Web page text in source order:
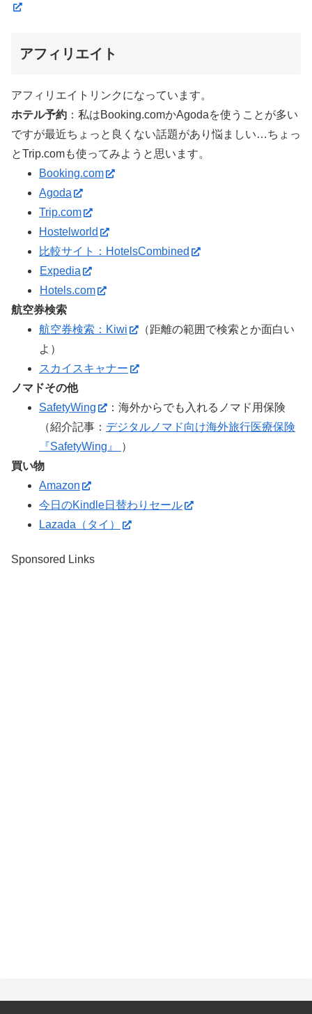
アフィリエイト
アフィリエイトリンクになっています。
ホテル予約 ：私はBooking.comかAgodaを使うことが多い
ですが最近ちょっと良くない話題があり悩ましい…ちょっ
とTrip.comも使ってみようと思います。
Booking.com
Agoda
Trip.com
Hostelworld
比較サイト：HotelsCombined
Expedia
Hotels.com
航空券検索
航空券検索：Kiwi
（距離の範囲で検索とか面白い
よ）
スカイスキャナー
ノマドその他
SafetyWing
：海外からでも入れるノマド用保険
（紹介記事： デジタルノマド向け海外旅行医療保険
『SafetyWing』
）
買い物
Amazon
今日のKindle日替わりセール
Lazada（タイ）
Sponsored Links